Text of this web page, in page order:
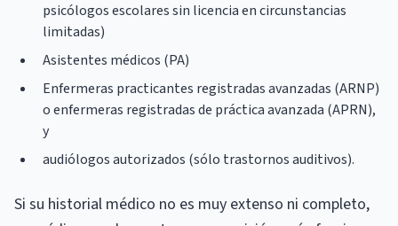
psicólogos escolares sin licencia en circunstancias
limitadas)
Asistentes médicos (PA)
Enfermeras practicantes registradas avanzadas (ARNP)
o enfermeras registradas de práctica avanzada (APRN),
y
audiólogos autorizados (sólo trastornos auditivos).
Si su historial médico no es muy extenso ni completo,